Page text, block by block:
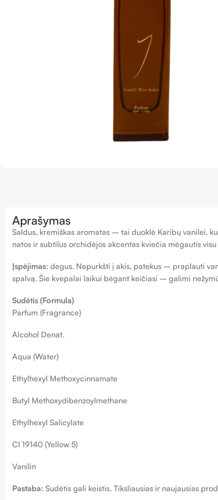
Aprašymas
Saldus, kremiškas aromatas – tai duoklė Karibų vanilei,
natos ir subtilus orchidėjos akcentas kviečia mėgautis
Įspėjimas: degus. Nepurkšti į akis, patekus – praplauti
spalvą. Šie kvepalai laikui bėgant keičiasi – galimi
Sudėtis (Formula)
Parfum (Fragrance)
Alcohol Denat.
Aqua (Water)
Ethylhexyl Methoxycinnamate
Butyl Methoxydibenzoylmethane
Ethylhexyl Salicylate
CI 19140 (Yellow 5)
Vanilin
Pastaba: Sudėtis gali keistis. Tiksliausias ir naujausias